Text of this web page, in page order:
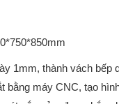
1mm, thành vách bếp
bằng máy CNC, tạo